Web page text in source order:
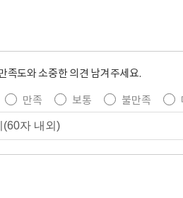
족도와 소중한 의견 남겨주세요.
만족 보통 불만족